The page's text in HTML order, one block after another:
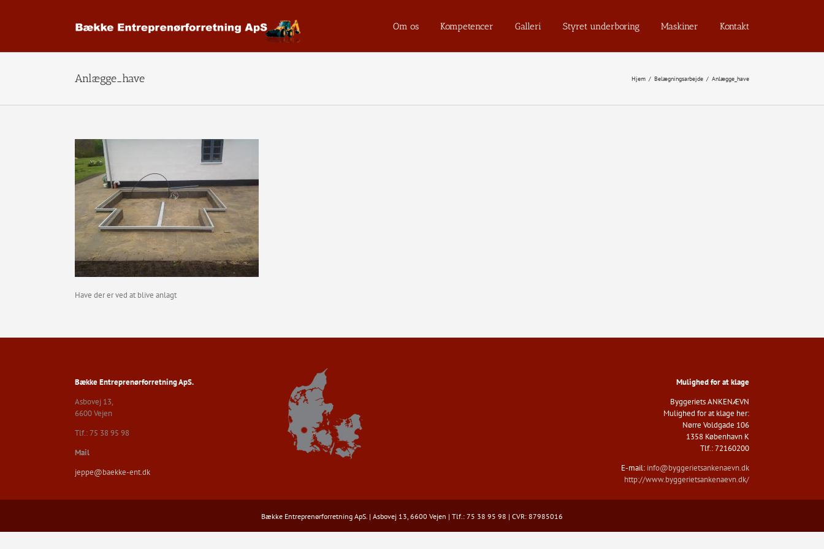
Om os Kompetencer Galleri Styret underboring Maskiner Kontakt
Anlægge_have Hjem / Belægningsarbejde / Anlægge_have
Have der er ved at blive anlagt
Bække Entreprenørforretning ApS.
Asbovej 13,
6600 Vejen
Tlf.: 75 38 95 98
Mail
jeppe@baekke-ent.dk
Mulighed for at klage
Byggeriets ANKENÆVN​
Mulighed for at klage her:
Nørre Voldgade 106
1358 København K
​Tlf.: 72160200
E-mail: info@byggerietsankenaevn.dk
http://www.byggerietsankenaevn.dk/
Bække Entreprenørforretning ApS. | Asbovej 13, 6600 Vejen | Tlf.: 75 38 95 98 | CVR: 87985016